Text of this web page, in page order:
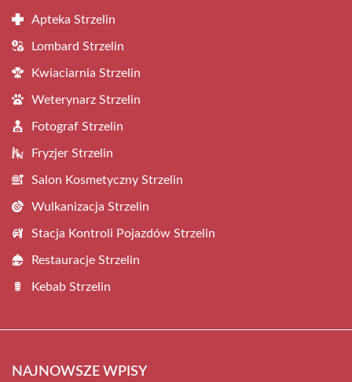
Apteka Strzelin
Lombard Strzelin
Kwiaciarnia Strzelin
Weterynarz Strzelin
Fotograf Strzelin
Fryzjer Strzelin
Salon Kosmetyczny Strzelin
Wulkanizacja Strzelin
Stacja Kontroli Pojazdów Strzelin
Restauracje Strzelin
Kebab Strzelin
NAJNOWSZE WPISY